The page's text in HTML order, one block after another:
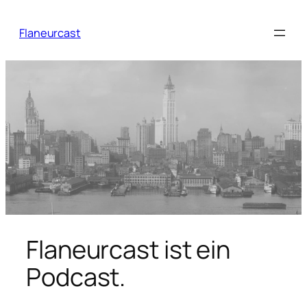
Inhalt
Flaneurcast
Flaneurcast ist ein
Podcast.